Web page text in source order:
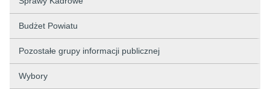
Budżet Powiatu
Pozostałe grupy informacji publicznej
Wybory